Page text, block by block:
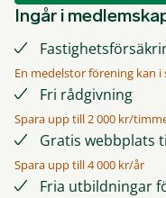
Ingår i
En medelstor förening kan
Fri rådgivning
Spara upp till 2 000 kr/
Gratis webbplats
Spara upp till 4 000 kr/år
Fria utbildningar